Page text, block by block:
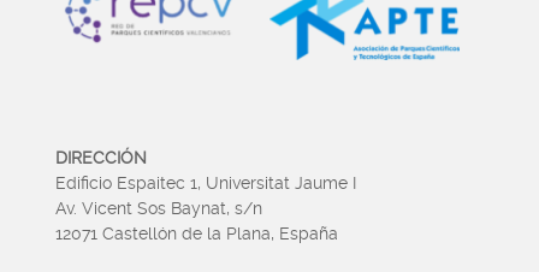
DIRECCIÓN
Edificio Espaitec 1, Universitat Jaume I
Av. Vicent Sos Baynat, s/n
12071 Castellón de la Plana, España